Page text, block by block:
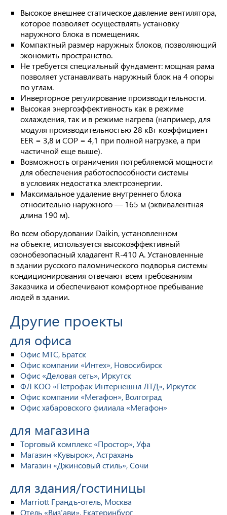
Высокое внешнее статическое давление вентилятора,
которое позволяет осуществлять установку
наружного блока в помещениях.
Компактный размер наружных блоков, позволяющий
экономить пространство.
Не требуется специальный фундамент: мощная рама
позволяет устанавливать наружный блок на 4 опоры
по углам.
Инверторное регулирование производительности.
Высокая энергоэффективность как в режиме
охлаждения, так и в режиме нагрева (например, для
модуля производительностью 28 кВт коэффициент
EER = 3,8 и СОР = 4,1 при полной нагрузке, а при
частичной еще выше).
Возможность ограничения потребляемой мощности
для обеспечения работоспособности системы
в условиях недостатка электроэнергии.
Максимальное удаление внутреннего блока
относительно наружного — 165 м (эквивалентная
длина 190 м).
Во всем оборудовании Daikin, установленном
на объекте, используется высокоэффективный
озонобезопасный хладагент R-410 A. Установленные
в здании русского паломнического подворья системы
кондиционирования отвечают всем требованиям
Заказчика и обеспечивают комфортное пребывание
людей в здании.
Другие проекты
для офиса
Офис МТС, Братск
Офис компании «Интех», Новосибирск
Офис «Деловая сеть», Иркутск
ФЛ КОО «Петрофак Интернешнл ЛТД», Иркутск
Офис компании «Мегафон», Волгоград
Офис хабаровского филиала «Мегафон»
для магазина
Торговый комплекс «Простор», Уфа
Магазин «Кувырок», Астрахань
Магазин «Джинсовый стиль», Сочи
для здания/гостиницы
Marriott Грандъ-отель, Москва
Отель «Виз’ави», Екатеринбург